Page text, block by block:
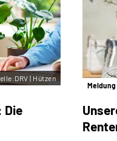
Die
| Hützen
Meldung